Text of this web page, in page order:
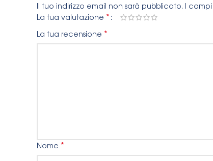
Il tuo indirizzo email non sarà pubblicato. I
La tua valutazione *
La tua recensione *
Nome *